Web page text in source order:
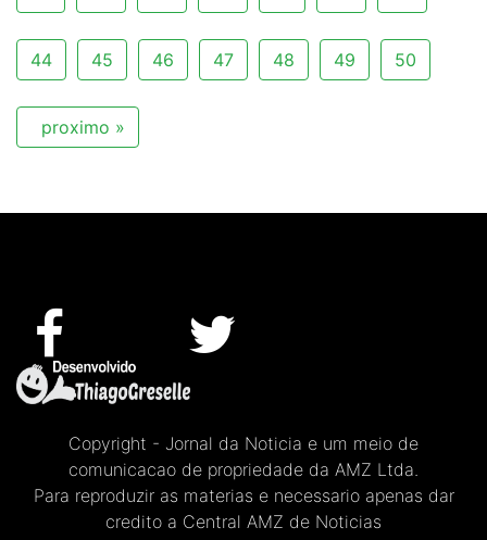
44 45 46 47 48 49 50
proximo »
Copyright - Jornal da Noticia e um meio de
comunicacao de propriedade da AMZ Ltda.
Para reproduzir as materias e necessario apenas dar
credito a Central AMZ de Noticias